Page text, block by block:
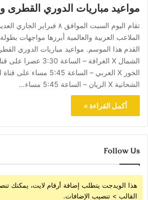
مواعيد مباريات الدوري القطرى
تقام اليوم السبت الموافق ٨
الملاعب العربية والعالمية أبرزها مواجهات
القدم هذا الموسم. مواعيد مباريات الدوري
الشحانية X الريان – الساعة 5:45 مساء…
أكمل القراءة »
Follow Us
هذا الويدجت يتطلب إضافة أرقام لايت، يمكنك
القالب > تنصيب الإضافات.